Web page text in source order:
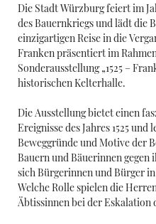
Die Stadt Würzburg feiert im
des Bauernkriegs und lädt die
einzigartigen Reise in die
Franken präsentiert im
Sonderausstellung „1525 –
historischen Kelterhalle.
Die Ausstellung bietet einen
Ereignisse des Jahres 1525 und
Beweggründe und Motive der
Bauern und Bäuerinnen
sich Bürgerinnen und Bürger
Welche Rolle spielen die
Äbtissinnen bei der Eskalation